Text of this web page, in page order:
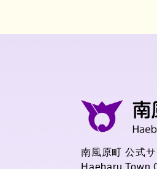
南風原町 公式サ
Haebaru Town